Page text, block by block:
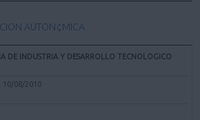
AUTON¢MICA
DE INDUSTRIA Y DESARROLLO TECNOLOGICO
10/08/2010